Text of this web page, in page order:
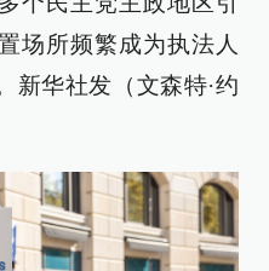
场所频繁成为执法人
新华社发（文森特·约